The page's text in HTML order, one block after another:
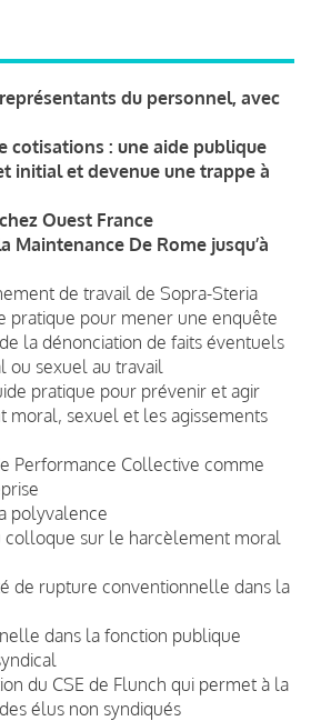
du personnel, avec
cotisations : une aide publique
initial et devenue une trappe à
Ouest France
Maintenance De Rome jusqu’à
de travail de Sopra-Steria
pratique pour mener une enquête
la dénonciation de faits éventuels
ou sexuel au travail
pratique pour prévenir et agir
sexuel et les agissements
Performance Collective comme
polyvalence
colloque sur le harcèlement moral
de rupture conventionnelle dans la
dans la fonction publique
du CSE de Flunch qui permet à la
élus non syndiqués